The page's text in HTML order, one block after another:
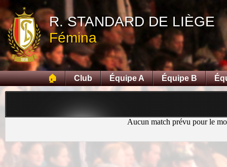
R. STANDARD DE LIÈGE
Fémina
🏠 Club Équipe A Équipe B
Aucun match prévu pour le